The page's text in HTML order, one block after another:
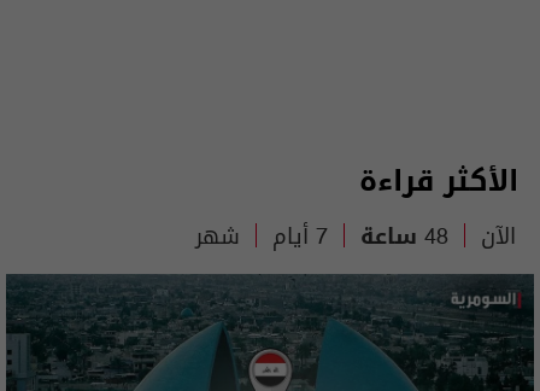
الأكثر قراءة
الآن 48 ساعة 7 أيام شهر